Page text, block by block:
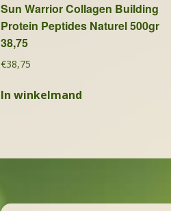
Sun Warrior Collagen Building
Protein Peptides Naturel 500gr
38,75
€38,75
In winkelmand